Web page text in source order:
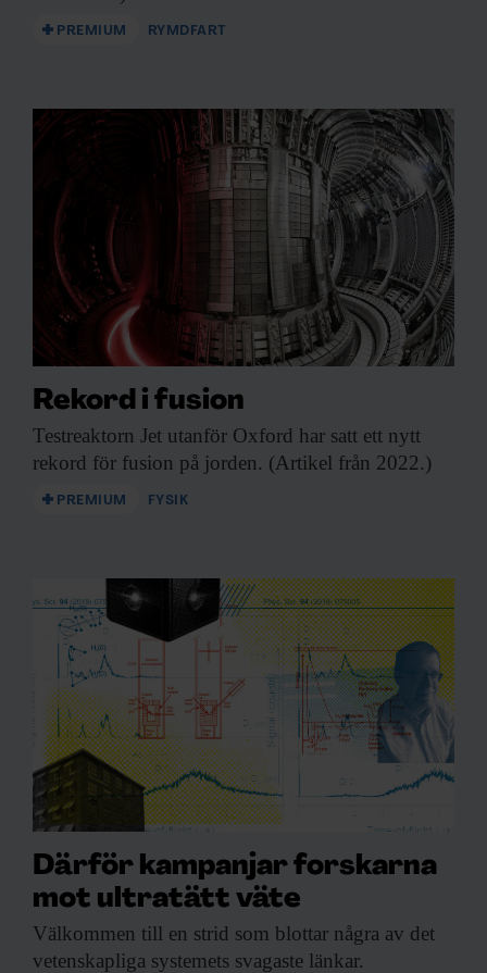
PREMIUM RYMDFART
Rekord i fusion
Testreaktorn Jet utanför Oxford har satt ett nytt
rekord för fusion på jorden. (Artikel från 2022.)
PREMIUM FYSIK
Därför kampanjar forskarna
mot ultratätt väte
Välkommen till en strid som blottar några av det
vetenskapliga systemets svagaste länkar.